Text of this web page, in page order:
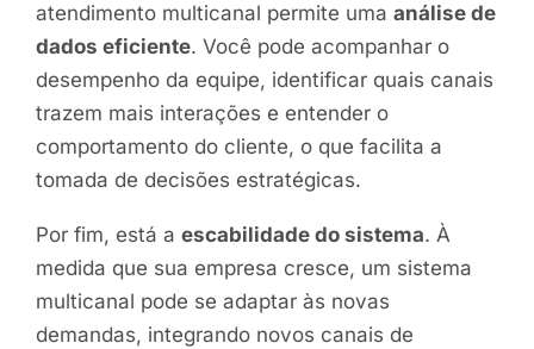
atendimento multicanal permite uma análise de
dados eficiente. Você pode acompanhar o
desempenho da equipe, identificar quais canais
trazem mais interações e entender o
comportamento do cliente, o que facilita a
tomada de decisões estratégicas.
Por fim, está a escabilidade do sistema. À
medida que sua empresa cresce, um sistema
multicanal pode se adaptar às novas
demandas, integrando novos canais de